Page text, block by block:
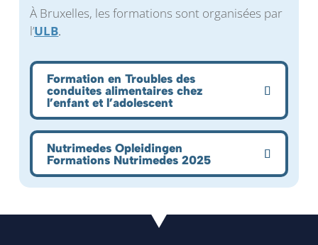
À Bruxelles, les formations sont organisées par
l’ULB.
Formation en Troubles des
conduites alimentaires chez
l’enfant et l’adolescent
Nutrimedes Opleidingen
Formations Nutrimedes 2025